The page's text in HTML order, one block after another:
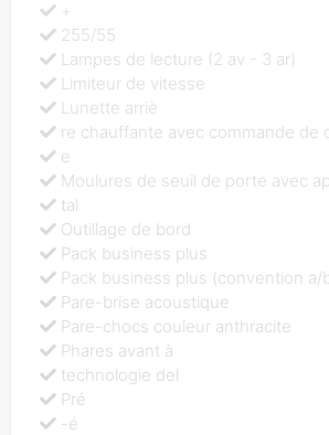
+
255/55
Lampes de lecture (2 av - 3 ar)
Limiteur de vitesse
Lunette arriè
re chauffante avec commande de
e
Moulures de seuil de porte avec
tal
Outillage de bord
Pack business plus
Pack business plus (convention
Pare-brise acoustique
Pare-chocs couleur anthracite
Phares avant à
technologie del
Pré
-é